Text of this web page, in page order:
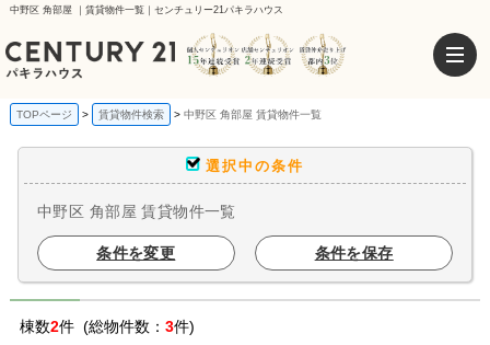
中野区 角部屋 ｜賃貸物件一覧｜センチュリー21パキラハウス
TOPページ 賃貸物件検索 中野区 角部屋 賃貸物件一覧
選択中の条件
中野区 角部屋 賃貸物件一覧
条件を変更 条件を保存
棟数2件 (総物件数： 3件)